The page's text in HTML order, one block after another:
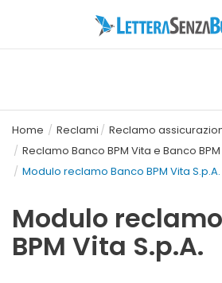
Home Reclami
Reclamo
Reclamo Banco BPM Vita e Banco
Modulo reclamo Banco BPM Vita S.p.A.
Modulo
BPM Vita S.p.A.